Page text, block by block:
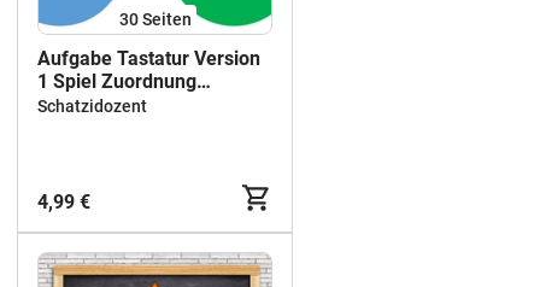
30Seiten
Aufgabe Tastatur Version
1 Spiel Zuordnung
PowerPoint
Schatzidozent
4,99 €